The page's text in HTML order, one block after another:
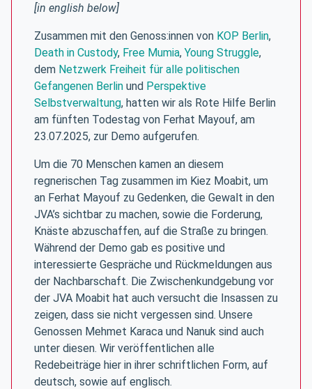
[in english below]
Zusammen mit den Genoss:innen von KOP Berlin,
Death in Custody, Free Mumia, Young Struggle,
dem Netzwerk Freiheit für alle politischen
Gefangenen Berlin und Perspektive
Selbstverwaltung, hatten wir als Rote Hilfe Berlin
am fünften Todestag von Ferhat Mayouf, am
23.07.2025, zur Demo aufgerufen.
Um die 70 Menschen kamen an diesem
regnerischen Tag zusammen im Kiez Moabit, um
an Ferhat Mayouf zu Gedenken, die Gewalt in den
JVA’s sichtbar zu machen, sowie die Forderung,
Knäste abzuschaffen, auf die Straße zu bringen.
Während der Demo gab es positive und
interessierte Gespräche und Rückmeldungen aus
der Nachbarschaft. Die Zwischenkundgebung vor
der JVA Moabit hat auch versucht die Insassen zu
zeigen, dass sie nicht vergessen sind. Unsere
Genossen Mehmet Karaca und Nanuk sind auch
unter diesen. Wir veröffentlichen alle
Redebeiträge hier in ihrer schriftlichen Form, auf
deutsch, sowie auf englisch.